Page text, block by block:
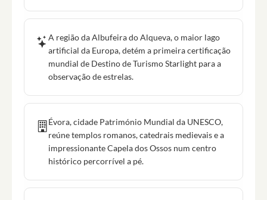
A região da Albufeira do Alqueva, o maior lago
artificial da Europa, detém a primeira certificação
mundial de Destino de Turismo Starlight para a
observação de estrelas.
Évora, cidade Património Mundial da UNESCO,
reúne templos romanos, catedrais medievais e a
impressionante Capela dos Ossos num centro
histórico percorrível a pé.